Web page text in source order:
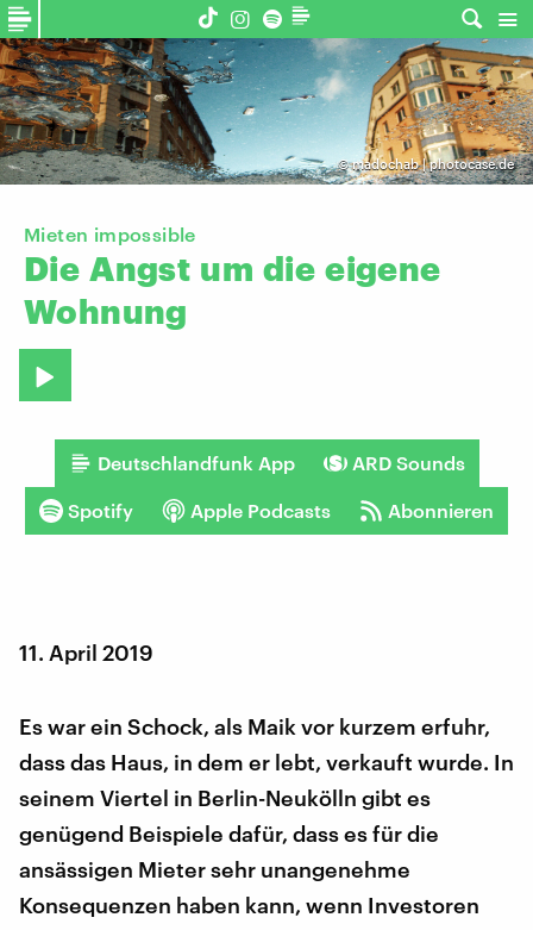
©madochab | photocase.de
Mieten impossible
Die Angst um die eigene
Wohnung
Deutschlandfunk App ARD Sounds
Spotify Apple Podcasts Abonnieren
11. April 2019
Es war ein Schock, als Maik vor kurzem erfuhr,
dass das Haus, in dem er lebt, verkauft wurde. In
seinem Viertel in Berlin-Neukölln gibt es
genügend Beispiele dafür, dass es für die
ansässigen Mieter sehr unangenehme
Konsequenzen haben kann, wenn Investoren